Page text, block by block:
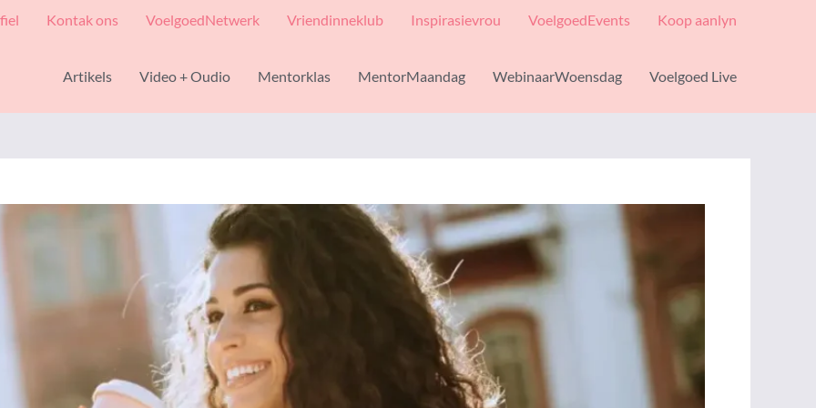
Kontak ons VoelgoedNetwerk Vriendinneklub Inspirasievrou VoelgoedEvents Koop aanlyn
Artikels Video + Oudio Mentorklas MentorMaandag WebinaarWoensdag Voelgoed Live